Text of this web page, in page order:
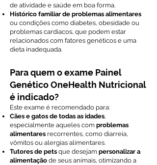
de atividade e saúde em boa forma.
Histórico familiar de problemas alimentares
ou condições como diabetes, obesidade ou
problemas cardíacos, que podem estar
relacionados com fatores genéticos e uma
dieta inadequada.
Para quem o exame Painel
Genético OneHealth Nutricional
é indicado?
Este exame é recomendado para:
Cães e gatos de todas as idades,
especialmente aqueles com problemas
alimentares recorrentes, como diarreia,
vômitos ou alergias alimentares.
Tutores de pets que desejam personalizar a
alimentação de seus animais, otimizando a